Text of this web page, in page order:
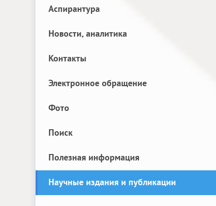
Аспирантура
Новости, аналитика
Контакты
Электронное обращение
Фото
Поиск
Полезная информация
Научные издания и публикации